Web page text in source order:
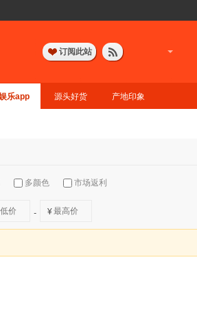
订阅此站
乐app 源头好货 产地印象
多颜色 市场返利
- ¥